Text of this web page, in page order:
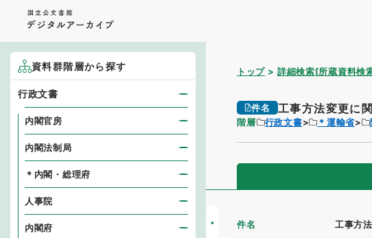
トップ 詳細検索[所蔵資料検
件名 工事方法変更に
階層 行政文書 ＊運輸省
件名 工事方
資料群階層から探す
行政文書
内閣官房
内閣法制局
＊内閣・総理府
人事院
内閣府